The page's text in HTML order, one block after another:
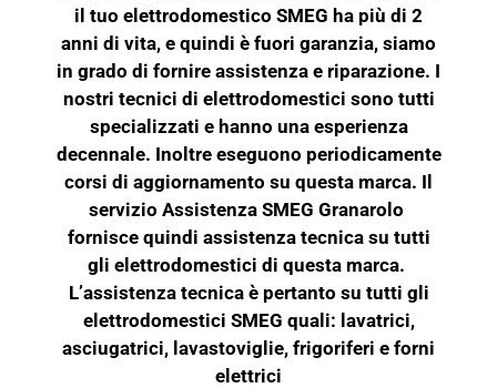
il tuo elettrodomestico SMEG ha più di 2
anni di vita, e quindi è fuori garanzia, siamo
in grado di fornire assistenza e riparazione. I
nostri tecnici di elettrodomestici sono tutti
specializzati e hanno una esperienza
decennale. Inoltre eseguono periodicamente
corsi di aggiornamento su questa marca. Il
servizio Assistenza SMEG Granarolo
fornisce quindi assistenza tecnica su tutti
gli elettrodomestici di questa marca.
L’assistenza tecnica è pertanto su tutti gli
elettrodomestici SMEG quali: lavatrici,
asciugatrici, lavastoviglie, frigoriferi e forni
elettrici